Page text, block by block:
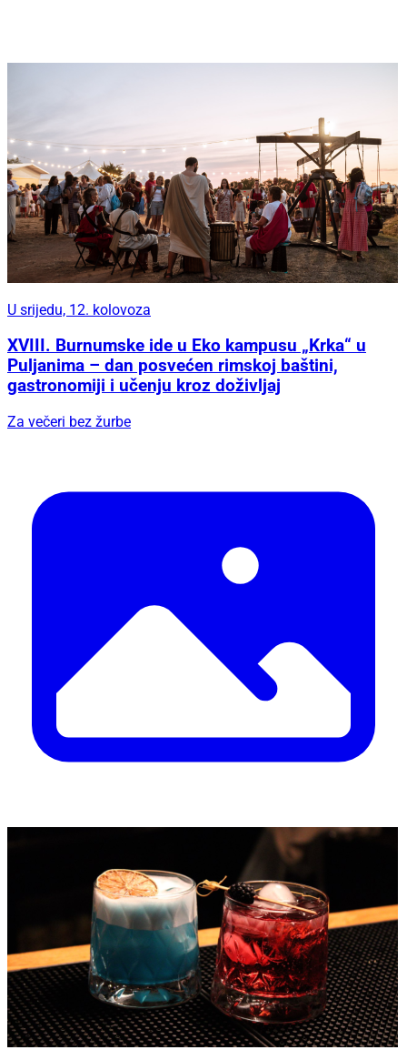
U srijedu, 12. kolovoza
XVIII. Burnumske ide u Eko kampusu „Krka“ u
Puljanima – dan posvećen rimskoj baštini,
gastronomiji i učenju kroz doživljaj
Za večeri bez žurbe